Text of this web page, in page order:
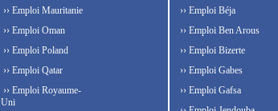
›› Emploi Mauritanie
›› Emploi Oman
›› Emploi Poland
›› Emploi Qatar
›› Emploi Royaume-
Uni
›› Emploi Béja
›› Emploi Ben Arous
›› Emploi Bizerte
›› Emploi Gabes
›› Emploi Gafsa